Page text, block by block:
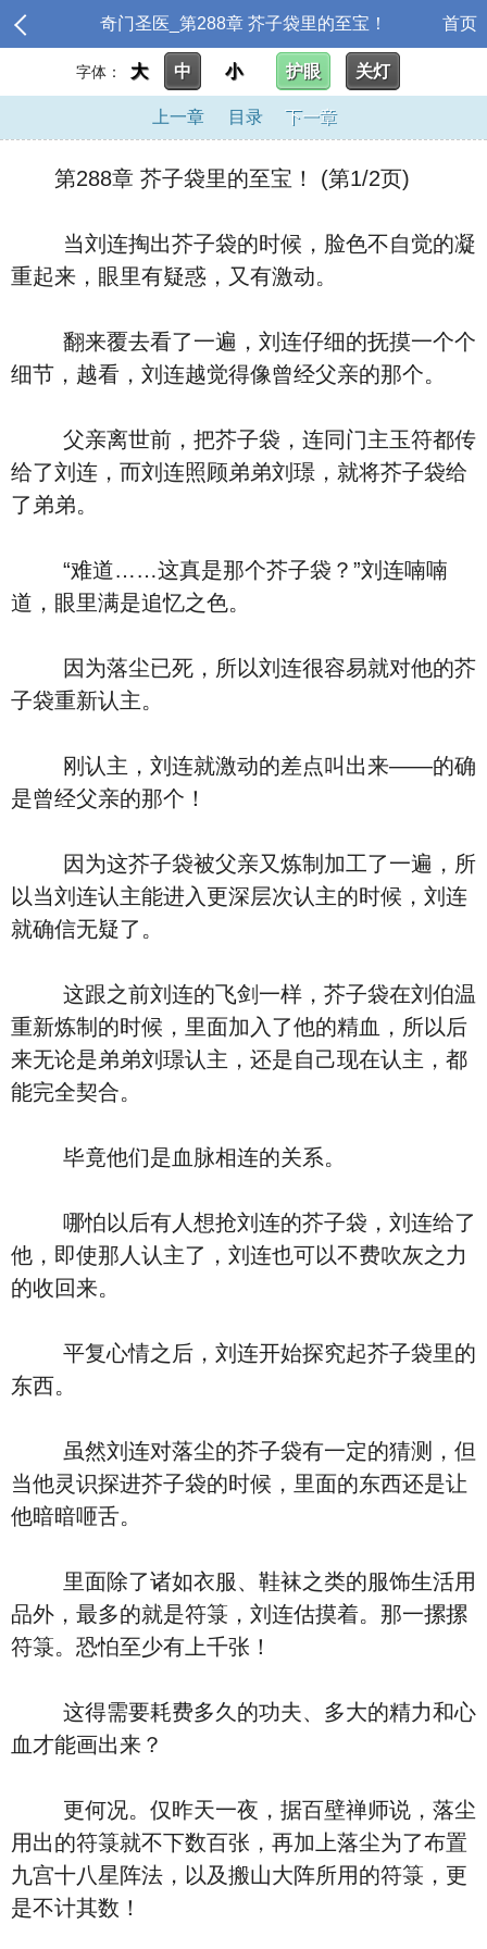
奇门圣医_第288章 芥子袋里的至宝！ 首页
字体： 大 中 小 护眼 关灯
上一章 目录 下一章
第288章 芥子袋里的至宝！ (第1/2页)
当刘连掏出芥子袋的时候，脸色不自觉的凝
重起来，眼里有疑惑，又有激动。
翻来覆去看了一遍，刘连仔细的抚摸一个个
细节，越看，刘连越觉得像曾经父亲的那个。
父亲离世前，把芥子袋，连同门主玉符都传
给了刘连，而刘连照顾弟弟刘璟，就将芥子袋给
了弟弟。
“难道……这真是那个芥子袋？”刘连喃喃
道，眼里满是追忆之色。
因为落尘已死，所以刘连很容易就对他的芥
子袋重新认主。
刚认主，刘连就激动的差点叫出来——的确
是曾经父亲的那个！
因为这芥子袋被父亲又炼制加工了一遍，所
以当刘连认主能进入更深层次认主的时候，刘连
就确信无疑了。
这跟之前刘连的飞剑一样，芥子袋在刘伯温
重新炼制的时候，里面加入了他的精血，所以后
来无论是弟弟刘璟认主，还是自己现在认主，都
能完全契合。
毕竟他们是血脉相连的关系。
哪怕以后有人想抢刘连的芥子袋，刘连给了
他，即使那人认主了，刘连也可以不费吹灰之力
的收回来。
平复心情之后，刘连开始探究起芥子袋里的
东西。
虽然刘连对落尘的芥子袋有一定的猜测，但
当他灵识探进芥子袋的时候，里面的东西还是让
他暗暗咂舌。
里面除了诸如衣服、鞋袜之类的服饰生活用
品外，最多的就是符箓，刘连估摸着。那一摞摞
符箓。恐怕至少有上千张！
这得需要耗费多久的功夫、多大的精力和心
血才能画出来？
更何况。仅昨天一夜，据百壁禅师说，落尘
用出的符箓就不下数百张，再加上落尘为了布置
九宫十八星阵法，以及搬山大阵所用的符箓，更
是不计其数！